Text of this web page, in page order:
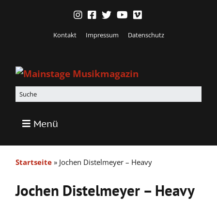
Kontakt Impressum Datenschutz
Menü
Startseite » Jochen Distelmeyer – Heavy
Jochen Distelmeyer – Heavy